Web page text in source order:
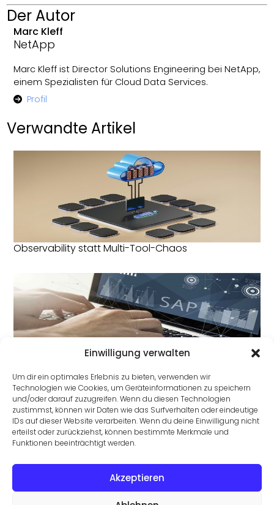
Einwilligung verwalten
Um dir ein optimales Erlebnis zu bieten, verwenden wir
Technologien wie Cookies, um Geräteinformationen zu speichern
und/oder darauf zuzugreifen. Wenn du diesen Technologien
zustimmst, können wir Daten wie das Surfverhalten oder eindeutige
IDs auf dieser Website verarbeiten. Wenn du deine Einwilligung nicht
erteilst oder zurückziehst, können bestimmte Merkmale und
Funktionen beeinträchtigt werden.
Akzeptieren
Der Autor
Marc Kleff
NetApp
Marc Kleff ist Director Solutions Engineering bei NetApp,
einem Spezialisten für Cloud Data Services.
Profil
Verwandte Artikel
Observability statt Multi-Tool-Chaos
DSAG: Deutsche Behörden werden Cloud-ready
6 Gründe für den Wechsel des Cloud-Providers